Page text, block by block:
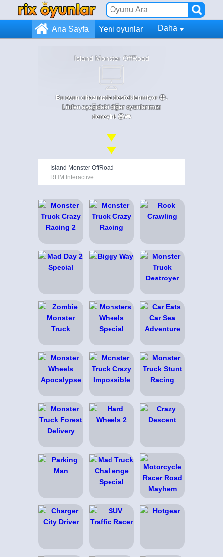
Ana Sayfa Yeni oyunlar Daha
Island Monster OffRoad
Bu oyun cihazınızda desteklenmiyor 😞.
Lütfen aşağıdaki diğer oyunlarımızı
deneyin! 😄🎮
Island Monster OffRoad
RHM Interactive